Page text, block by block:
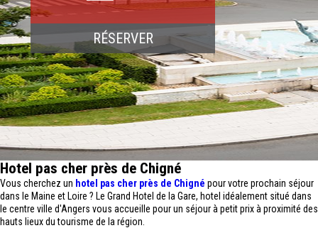
RÉSERVER
Hotel pas cher près de Chigné
Vous cherchez un hotel pas cher près de Chigné pour votre prochain séjour
dans le Maine et Loire ? Le Grand Hotel de la Gare, hotel idéalement situé dans
le centre ville d'Angers vous accueille pour un séjour à petit prix à proximité des
hauts lieux du tourisme de la région.